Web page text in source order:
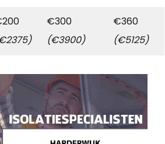
€300
(€3900)
€360
(€5125)